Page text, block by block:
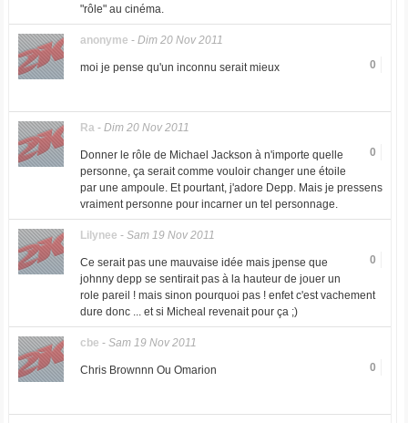
"rôle" au cinéma.
anonyme - Dim 20 Nov 2011
0
moi je pense qu'un inconnu serait mieux
Ra- Dim 20 Nov 2011
0
Donner le rôle de Michael Jackson à n'importe quelle
personne, ça serait comme vouloir changer une étoile
par une ampoule. Et pourtant, j'adore Depp. Mais je pressens
vraiment personne pour incarner un tel personnage.
Lilynee - Sam 19 Nov 2011
0
Ce serait pas une mauvaise idée mais jpense que
johnny depp se sentirait pas à la hauteur de jouer un
role pareil ! mais sinon pourquoi pas ! enfet c'est vachement
dure donc ... et si Micheal revenait pour ça ;)
cbe - Sam 19 Nov 2011
0
Chris Brownnn Ou Omarion